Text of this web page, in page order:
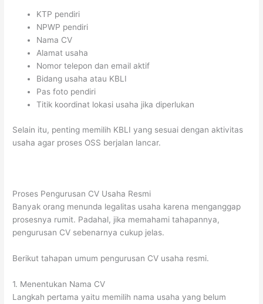
KTP pendiri
NPWP pendiri
Nama CV
Alamat usaha
Nomor telepon dan email aktif
Bidang usaha atau KBLI
Pas foto pendiri
Titik koordinat lokasi usaha jika diperlukan
Selain itu, penting memilih KBLI yang sesuai dengan aktivitas
usaha agar proses OSS berjalan lancar.
Proses Pengurusan CV Usaha Resmi
Banyak orang menunda legalitas usaha karena menganggap
prosesnya rumit. Padahal, jika memahami tahapannya,
pengurusan CV sebenarnya cukup jelas.
Berikut tahapan umum pengurusan CV usaha resmi.
1. Menentukan Nama CV
Langkah pertama yaitu memilih nama usaha yang belum